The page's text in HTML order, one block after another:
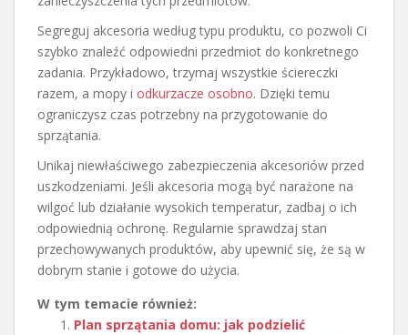
Segreguj akcesoria według typu produktu, co pozwoli Ci
szybko znaleźć odpowiedni przedmiot do konkretnego
zadania. Przykładowo, trzymaj wszystkie ściereczki
razem, a mopy i odkurzacze osobno. Dzięki temu
ograniczysz czas potrzebny na przygotowanie do
sprzątania.
Unikaj niewłaściwego zabezpieczenia akcesoriów przed
uszkodzeniami. Jeśli akcesoria mogą być narażone na
wilgoć lub działanie wysokich temperatur, zadbaj o ich
odpowiednią ochronę. Regularnie sprawdzaj stan
przechowywanych produktów, aby upewnić się, że są w
dobrym stanie i gotowe do użycia.
W tym temacie również:
Plan sprzątania domu: jak podzielić